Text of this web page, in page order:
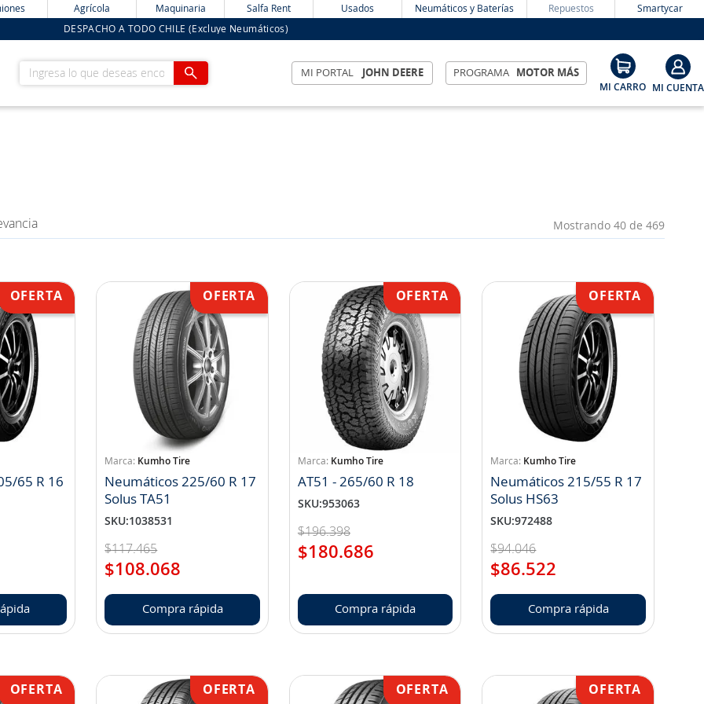
Agrícola Maquinaria Salfa Rent Usados Neumáticos y Baterías Repuestos Smartycar
DESPACHO A TODO CHILE (Excluye Neumáticos)
Ingresa lo que deseas encontrar MI PORTAL JOHN DEERE PROGRAMA MOTOR MÁS
Mostrando 40 de 469
65 R 16
Kumho Tire
Neumáticos 225/60 R 17
Solus TA51
SKU:1038531
$117.465
$108.068
Compra rápida
Kumho Tire
AT51 - 265/60 R 18
SKU:953063
$196.398
$180.686
Compra rápida
Kumho Tire
Neumáticos 215/55 R 17
Solus HS63
SKU:972488
$94.046
$86.522
Compra rápida